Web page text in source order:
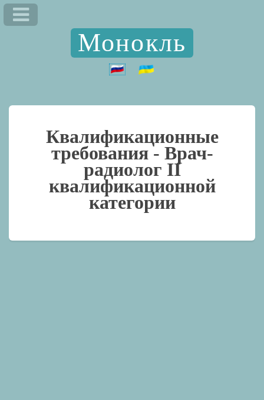
Монокль
Квалификационные
требования - Врач-
радиолог II
квалификационной
категории